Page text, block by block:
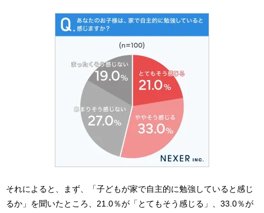
それによると、まず、「子どもが家で自主的に勉強していると感じ
るか」を聞いたところ、21.0％が「とてもそう感じる」、33.0％が